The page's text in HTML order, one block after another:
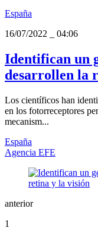
España
16/07/2022
04:06
Identifican un
desarrollen la
Los científicos han
en los fotorreceptores
mecanism...
España
Agencia EFE
anterior
1